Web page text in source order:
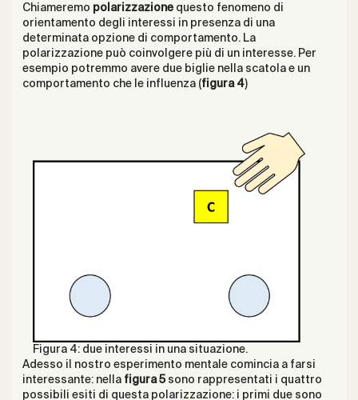
Chiameremo polarizzazione questo fenomeno di
orientamento degli interessi in presenza di una
determinata opzione di comportamento. La
polarizzazione può coinvolgere più di un interesse. Per
esempio potremmo avere due biglie nella scatola e un
comportamento che le influenza (figura 4)
Figura 4: due interessi in una situazione.
Adesso il nostro esperimento mentale comincia a farsi
interessante: nella figura 5sono rappresentati i quattro
possibili esiti di questa polarizzazione: i primi due sono